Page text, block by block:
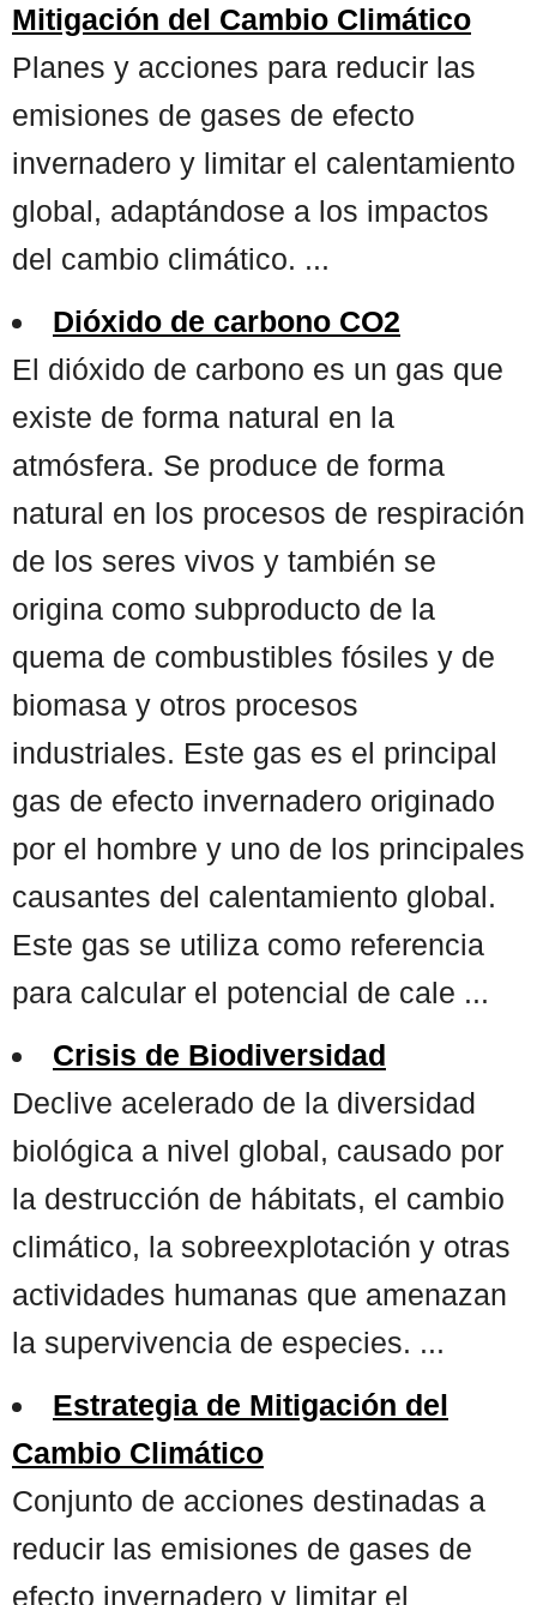
Mitigación del Cambio Climático
Planes y acciones para reducir las
emisiones de gases de efecto
invernadero y limitar el calentamiento
global, adaptándose a los impactos
del cambio climático. ...
Dióxido de carbono CO2
El dióxido de carbono es un gas que
existe de forma natural en la
atmósfera. Se produce de forma
natural en los procesos de respiración
de los seres vivos y también se
origina como subproducto de la
quema de combustibles fósiles y de
biomasa y otros procesos
industriales. Este gas es el principal
gas de efecto invernadero originado
por el hombre y uno de los principales
causantes del calentamiento global.
Este gas se utiliza como referencia
para calcular el potencial de cale ...
Crisis de Biodiversidad
Declive acelerado de la diversidad
biológica a nivel global, causado por
la destrucción de hábitats, el cambio
climático, la sobreexplotación y otras
actividades humanas que amenazan
la supervivencia de especies. ...
Estrategia de Mitigación del
Cambio Climático
Conjunto de acciones destinadas a
reducir las emisiones de gases de
efecto invernadero y limitar el